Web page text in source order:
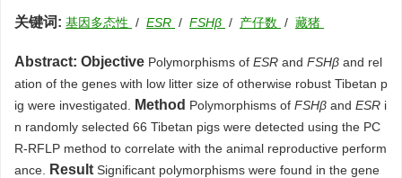
关键词: 基因多态性 / ESR / FSHβ / 产仔数 / 藏猪
Abstract: Objective Polymorphisms of ESR and FSHβ and rel
ation of the genes with low litter size of otherwise robust Tibetan p
ig were investigated.
Method Polymorphisms of FSHβ and ESR i
n randomly selected 66 Tibetan pigs were detected using the PC
R-RFLP method to correlate with the animal reproductive perform
ance.
Result Significant polymorphisms were found in the gene